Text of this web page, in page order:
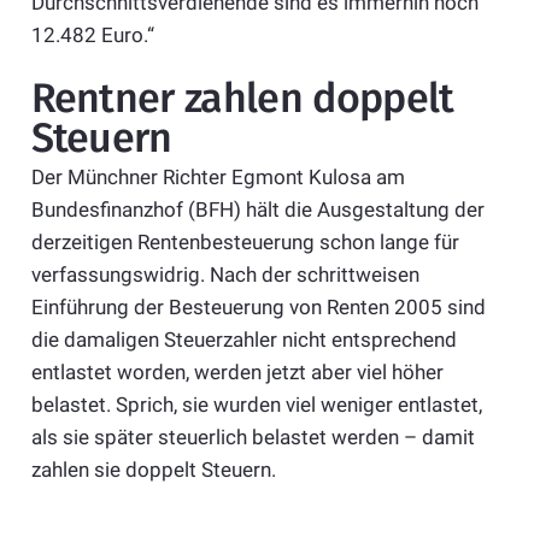
12.482 Euro.“
Rentner zahlen doppelt
Steuern
Der Münchner Richter Egmont Kulosa am
Bundesfinanzhof (BFH) hält die Ausgestaltung der
derzeitigen Rentenbesteuerung schon lange für
verfassungswidrig. Nach der schrittweisen
Einführung der Besteuerung von Renten 2005 sind
die damaligen Steuerzahler nicht entsprechend
entlastet worden, werden jetzt aber viel höher
belastet. Sprich, sie wurden viel weniger entlastet,
als sie später steuerlich belastet werden – damit
zahlen sie doppelt Steuern.